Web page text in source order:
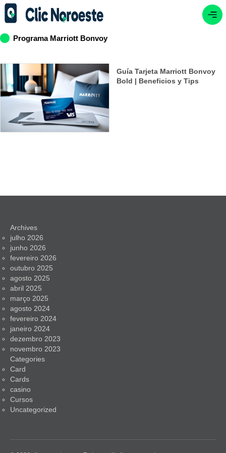
Programa Marriott Bonvoy
Guía Tarjeta Marriott Bonvoy
Bold | Beneficios y Tips
Archives
julho 2026
junho 2026
fevereiro 2026
outubro 2025
agosto 2025
abril 2025
março 2025
agosto 2024
fevereiro 2024
janeiro 2024
dezembro 2023
novembro 2023
Categories
Card
Cards
casino
Cursos
Uncategorized